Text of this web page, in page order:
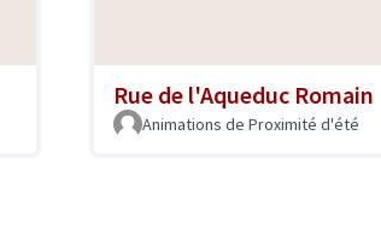
Rue de l'Aqueduc Romain
Animations de Proximité d'été